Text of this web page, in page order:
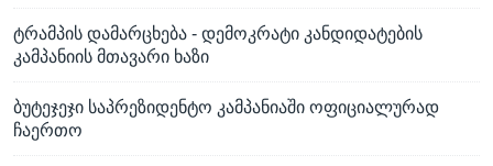
ტრამპის დამარცხება - დემოკრატი კანდიდატების
კამპანიის მთავარი ხაზი
ბუტეჯეჯი საპრეზიდენტო კამპანიაში ოფიციალურად
ჩაერთო